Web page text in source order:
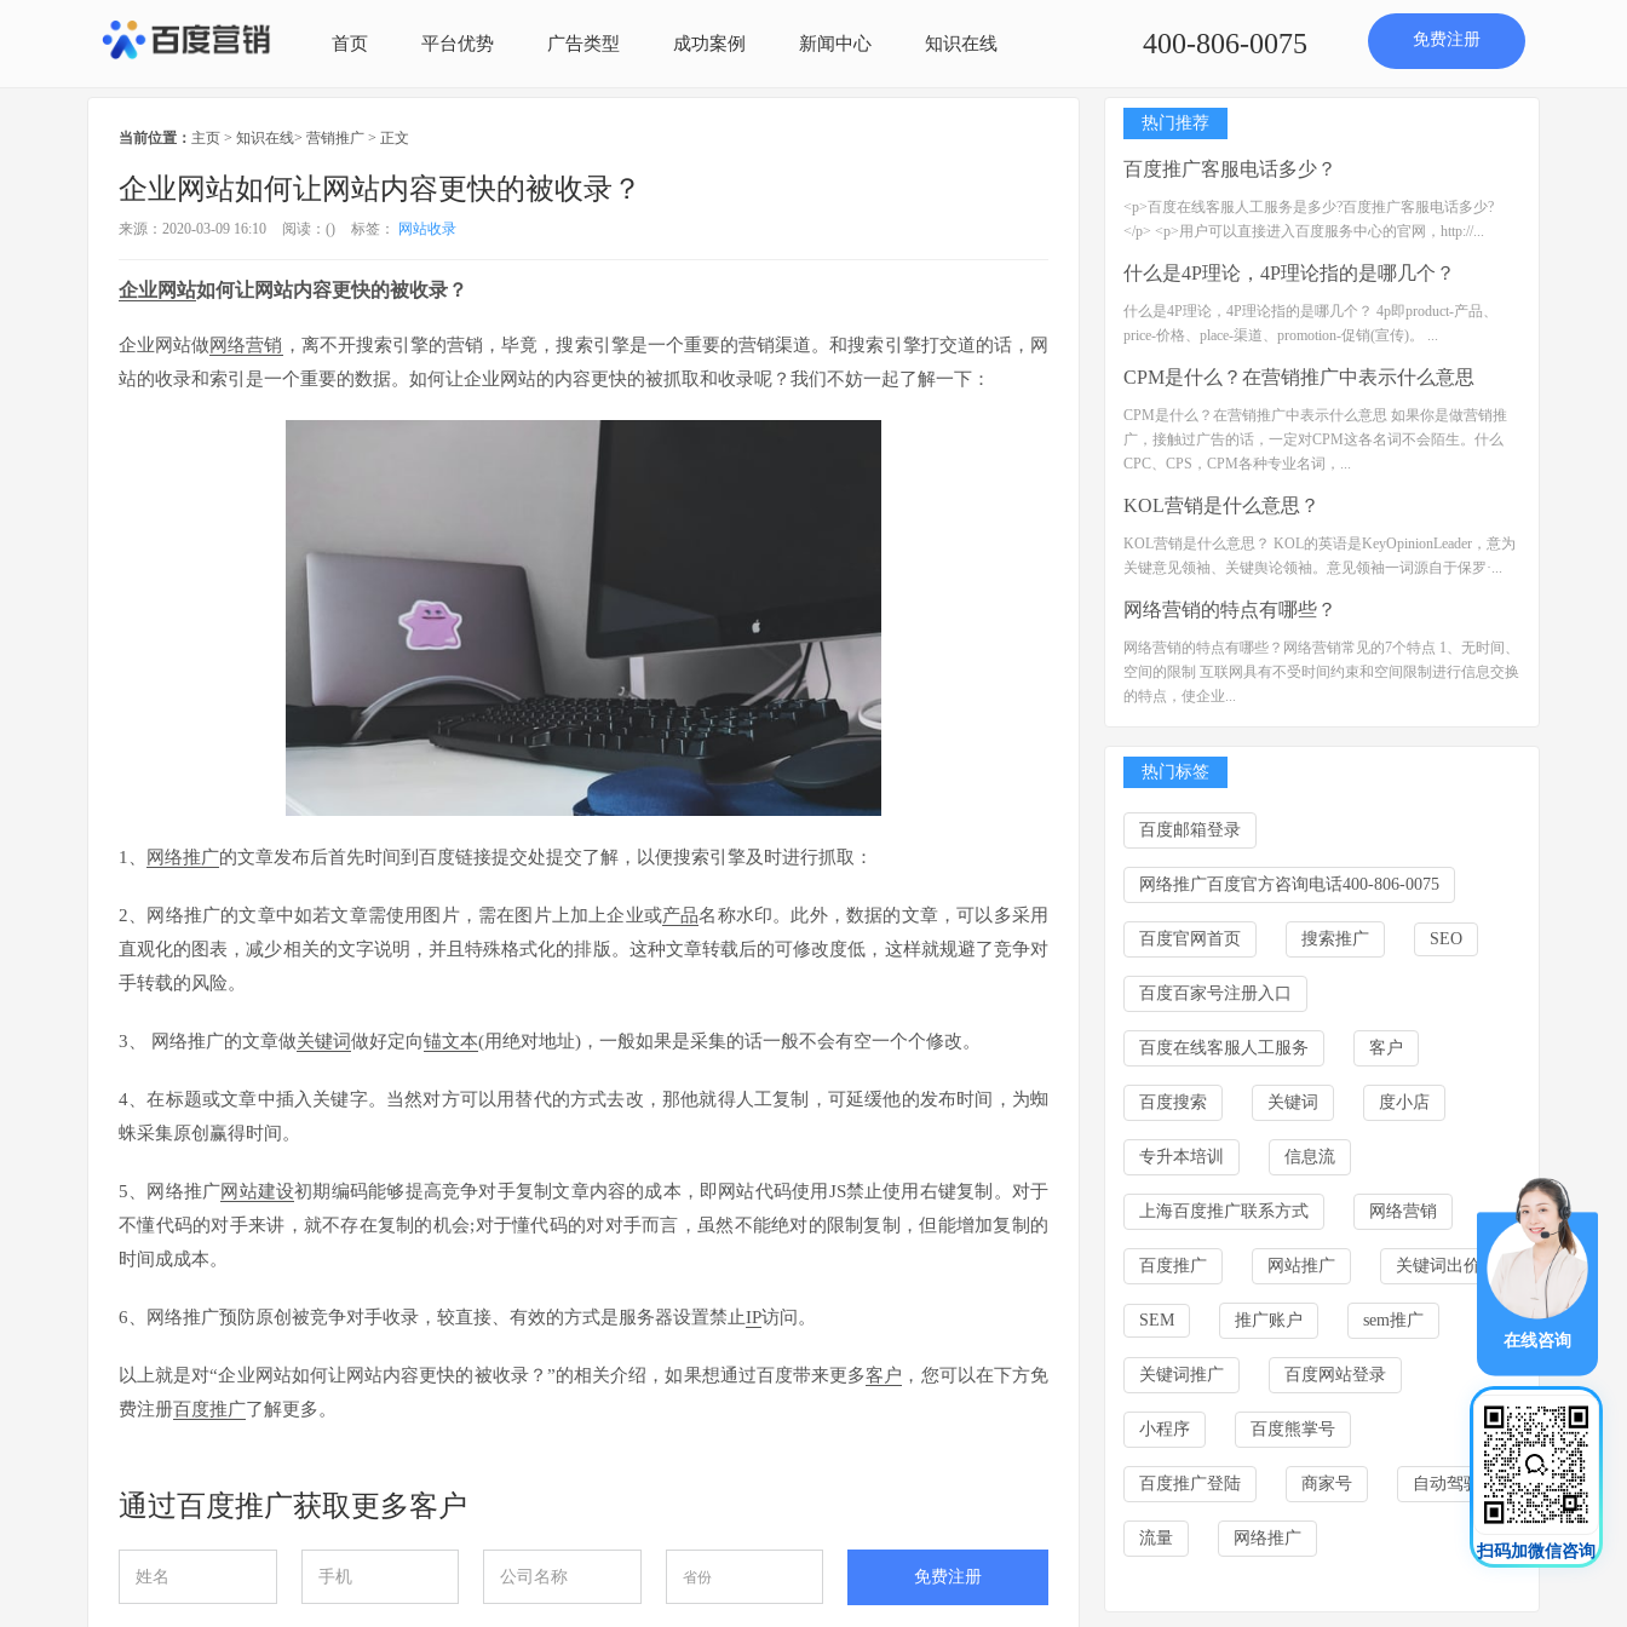
400-806-0075 免费注册
首页 平台优势 广告类型 成功案例 新闻中心 知识在线
当前位置： 主页 > 知识在线> 营销推广 > 正文
企业网站如何让网站内容更快的被收录？
来源：2020-03-09 16:10 阅读：() 标签： 网站收录
企业网站如何让网站内容更快的被收录？
企业网站做网络营销 ，离不开搜索引擎的营销，毕竟，搜索引擎是一个重要的营销渠道。和搜索引擎打交道的话，网
站的收录和索引是一个重要的数据。如何让企业网站的内容更快的被抓取和收录呢？我们不妨一起了解一下：
1、 网络推广的文章发布后首先时间到百度链接提交处提交了解，以便搜索引擎及时进行抓取：
2、网络推广的文章中如若文章需使用图片，需在图片上加上企业或产品名称水印。此外，数据的文章，可以多采用
直观化的图表，减少相关的文字说明，并且特殊格式化的排版。这种文章转载后的可修改度低，这样就规避了竞争对
手转载的风险。
3、 网络推广的文章做关键词做好定向锚文本(用绝对地址)，一般如果是采集的话一般不会有空一个个修改。
4、在标题或文章中插入关键字。当然对方可以用替代的方式去改，那他就得人工复制，可延缓他的发布时间，为蜘
蛛采集原创赢得时间。
5、网络推广网站建设初期编码能够提高竞争对手复制文章内容的成本，即网站代码使用JS禁止使用右键复制。对于
不懂代码的对手来讲，就不存在复制的机会;对于懂代码的对对手而言，虽然不能绝对的限制复制，但能增加复制的
时间成成本。
6、网络推广预防原创被竞争对手收录，较直接、有效的方式是服务器设置禁止IP访问。
以上就是对“企业网站如何让网站内容更快的被收录？”的相关介绍，如果想通过百度带来更多客户 ，您可以在下方免
费注册百度推广了解更多。
通过百度推广获取更多客户
免费注册
热门推荐
百度推广客服电话多少？
<p>百度在线客服人工服务是多少?百度推广客服电话多少?
</p> <p>用户可以直接进入百度服务中心的官网，http://...
什么是4P理论，4P理论指的是哪几个？
什么是4P理论，4P理论指的是哪几个？ 4p即product-产品、
price-价格、place-渠道、promotion-促销(宣传)。 ...
CPM是什么？在营销推广中表示什么意思
CPM是什么？在营销推广中表示什么意思 如果你是做营销推
广，接触过广告的话，一定对CPM这各名词不会陌生。什么
CPC、CPS，CPM各种专业名词，...
KOL营销是什么意思？
KOL营销是什么意思？ KOL的英语是KeyOpinionLeader，意为
关键意见领袖、关键舆论领袖。意见领袖一词源自于保罗·...
网络营销的特点有哪些？
网络营销的特点有哪些？网络营销常见的7个特点 1、无时间、
空间的限制 互联网具有不受时间约束和空间限制进行信息交换
的特点，使企业...
热门标签
百度邮箱登录
网络推广百度官方咨询电话400-806-0075
百度官网首页 搜索推广 SEO
百度百家号注册入口
百度在线客服人工服务 客户
百度搜索 关键词 度小店
专升本培训 信息流
上海百度推广联系方式 网络营销
百度推广 网站推广 关键词出价
SEM 推广账户 sem推广
关键词推广 百度网站登录
小程序 百度熊掌号
百度推广登陆 商家号 自动驾驶
流量 网络推广
在线咨询
扫码加微信咨询